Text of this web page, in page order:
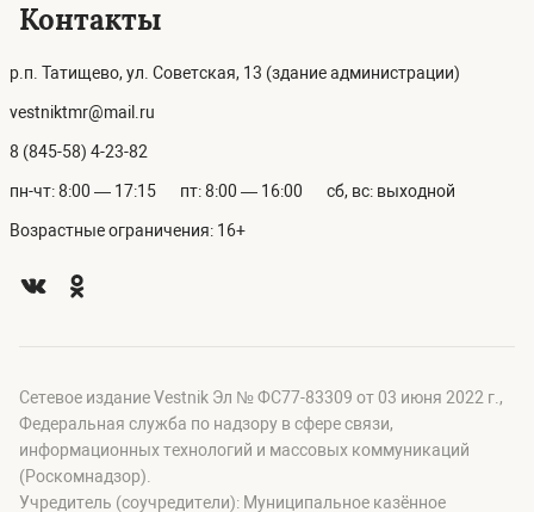
Контакты
р.п. Татищево, ул. Советская, 13 (здание администрации)
vestniktmr@mail.ru
8 (845-58) 4-23-82
пн-чт: 8:00 — 17:15 пт: 8:00 — 16:00 сб, вс: выходной
Возрастные ограничения: 16+
Сетевое издание Vestnik Эл № ФС77-83309 от 03 июня 2022 г.,
Федеральная служба по надзору в сфере связи,
информационных технологий и массовых коммуникаций
(Роскомнадзор).
Учредитель (соучредители): Муниципальное казённое